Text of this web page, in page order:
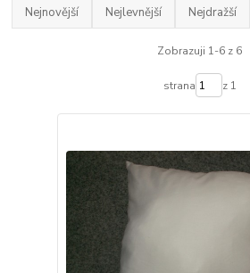
Nejnovější Nejlevnější Nejdražší
Zobrazuji 1-6 z 6
strana z 1